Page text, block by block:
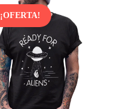
¡OFERTA!